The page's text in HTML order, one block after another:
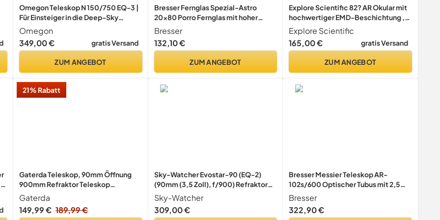
Omegon Teleskop N 150/750 EQ-3 |
Für Einsteiger in die Deep-Sky
Beobachtung | Umfangreiches
Zubehör | Leicht bedienbar | Große
Spiegeloptik | astronomisches
Omegon
349,00 €
gratis Versand
ZUM ANGEBOT
Bresser Fernglas Spezial-Astro
20x80 Porro Fernglas mit hoher
Vergrößerung und integriertem
Stativanschluss für weit entfernte
Objekte oder für die Astronomie,
Bresser
132,10 €
ZUM ANGEBOT
Explore Scientific 82? AR Okular mit
hochwertiger EMD-Beschichtung ,
wasserdicht mit Schutzgas gefüllt,
4,7mm (1.25")
Explore Scientific
165,00 €
gratis Versand
ZUM ANGEBOT
21% Rabatt
Gaterda Teleskop, 90mm Öffnung
900mm Refraktor Teleskop
Astronomie für Erwachsene, 36X-
270X hohe Vergrößerung,
Professionelle Teleskope für
Gaterda
149,99 € 189,99 €
Sky-Watcher Evostar-90 (EQ-2)
(90mm (3,5 Zoll), f/900) Refraktor
Teleskop Silber
Sky-Watcher
309,00 €
Bresser Messier Teleskop AR-
102s/600 Optischer Tubus mit 2,5
Zoll Hexafoc-Okularauszug,
universeller Edelstahl-Klemmfläche
für Montierungen, optimierter
Bresser
322,90 €